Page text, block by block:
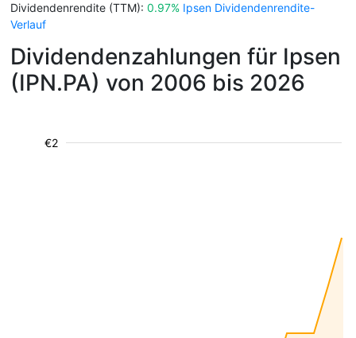
Dividendenrendite (TTM): 0.97% Ipsen Dividendenrendite-
Verlauf
Dividendenzahlungen für Ipsen
(IPN.PA) von 2006 bis 2026
€2